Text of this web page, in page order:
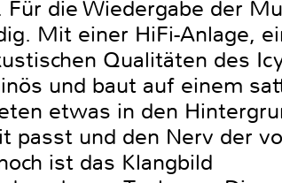
die Wiedergabe der
Mit einer HiFi-Anlage,
Qualitäten des
und baut auf einem
etwas in den
passt und den Nerv der
ist das Klangbild